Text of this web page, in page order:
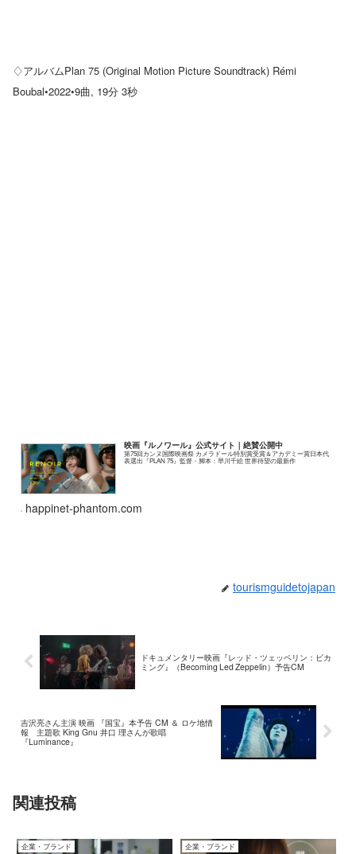
♢アルバムPlan 75 (Original Motion Picture Soundtrack) Rémi
Boubal•2022•9曲, 19分 3秒
映画『ルノワール』公式サイト｜絶賛公開中
第75回カンヌ国際映画祭 カメラドール特別賞受賞＆アカデミー賞日本代
表選出『PLAN 75』監督・脚本：早川千絵 世界待望の最新作
happinet-phantom.com
tourismguidetojapan
ドキュメンタリー映画『レッド・ツェッペリン：ビカ
ミング』（Becoming Led Zeppelin）予告CM
吉沢亮さん主演 映画 『国宝』本予告 CM ＆ ロケ地情
報 主題歌 King Gnu 井口 理さんが歌唱
『Luminance』
関連投稿
企業・ブランド 企業・ブランド